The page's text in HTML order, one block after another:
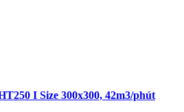
I Size 300x300, 42m3/phút